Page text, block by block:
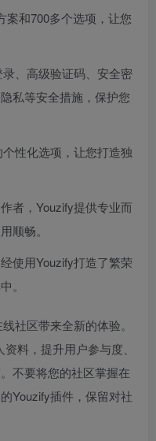
案和700多个选项，让您
、高级验证码、安全密
私等安全措施，保护您
性化选项，让您打造独
者，Youzify提供专业而
顺畅。
使用Youzify打造了繁荣
。
社区带来全新的体验。
料，提升用户参与度、
不要将您的社区掌握在
Youzify插件，保留对社